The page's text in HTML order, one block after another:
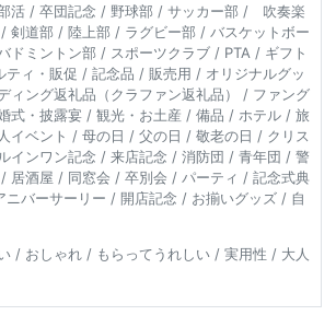
活 / 卒団記念 / 野球部 / サッカー部 / 吹奏楽
剣道部 / 陸上部 / ラグビー部 / バスケットボー
ドミントン部 / スポーツクラブ / PTA / ギフト
ティ・販促 / 記念品 / 販売用 / オリジナルグッ
ィング返礼品（クラファン返礼品） / ファング
式・披露宴 / 観光・お土産 / 備品 / ホテル / 旅
イベント / 母の日 / 父の日 / 敬老の日 / クリス
インワン記念 / 来店記念 / 消防団 / 青年団 / 警
居酒屋 / 同窓会 / 卒別会 / パーティ / 記念式典
バーサーリー / 開店記念 / お揃いグッズ / 自
/ おしゃれ / もらってうれしい / 実用性 / 大人